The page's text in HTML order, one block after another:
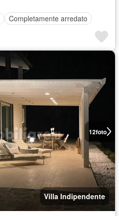
Completamente arredato
12foto
Villa Indipendente